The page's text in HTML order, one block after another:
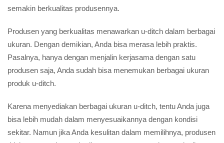
semakin berkualitas produsennya.
Produsen yang berkualitas menawarkan u-ditch dalam berbagai
ukuran. Dengan demikian, Anda bisa merasa lebih praktis.
Pasalnya, hanya dengan menjalin kerjasama dengan satu
produsen saja, Anda sudah bisa menemukan berbagai ukuran
produk u-ditch.
Karena menyediakan berbagai ukuran u-ditch, tentu Anda juga
bisa lebih mudah dalam menyesuaikannya dengan kondisi
sekitar. Namun jika Anda kesulitan dalam memilihnya, produsen